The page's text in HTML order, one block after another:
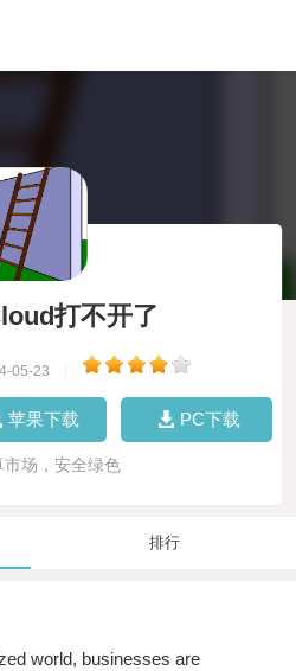
打不开了
05-23
苹果下载 PC下载
市场，安全绿色
排行
world, businesses are